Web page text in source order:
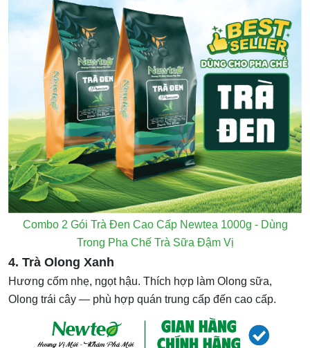
Combo 2 Gói Trà Đen Cao Cấp Newtea 1000g - Dùng
Trong Pha Chế Trà Sữa Đậm Vị
4. Trà Olong Xanh
Hương cốm nhẹ, ngọt hậu. Thích hợp làm Olong sữa,
Olong trái cây — phù hợp quán trung cấp đến cao cấp.